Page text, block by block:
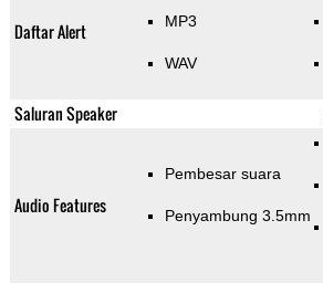
Daftar Alert MP3
WAV
Saluran Speaker
Audio Features
Pembesar suara
Penyambung 3.5mm